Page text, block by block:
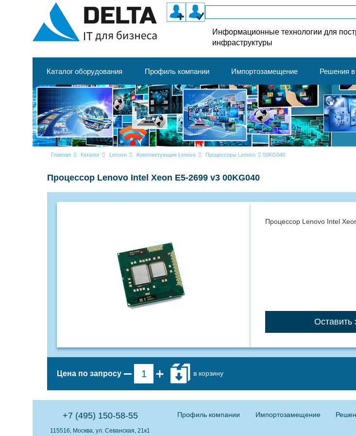
Информационные технологии для
инфраструктуры
Каталог оборудования Профиль компании Импортозамещение Решения
Главная Каталог Lenovo Комплектующие Lenovo Процессоры Lenovo 00KG040
Процессор Lenovo Intel Xeon E5-2699 v3 00KG040
Процессор Lenovo Intel
Оставить
Цена по запросу в корзину
+7 (495) 150-58-55
115516, Москва, ул. Севанская, 21к1
Профиль компании Импортозамещение